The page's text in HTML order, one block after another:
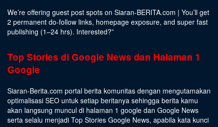
We’re offering guest post spots on Siaran-BERITA.com | You’ll get
2 permanent do-follow links, homepage exposure, and super fast
publishing (1–24 hrs). Interested?”
Top Stories di Google News dan Halaman 1
Google
Siaran-Berita.com portal berita komunitas dengan mengutamakan
optimalisasi SEO untuk setiap beritanya sehingga berita kamu
akan langsung muncul di halaman 1 google dan Google News
serta selalu menjadi Top Stories Google News, apabila kata kunci